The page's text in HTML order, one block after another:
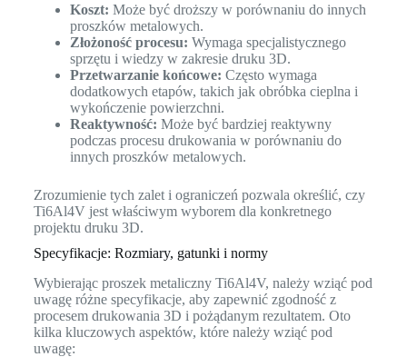
Koszt: Może być droższy w porównaniu do innych
proszków metalowych.
Złożoność procesu: Wymaga specjalistycznego
sprzętu i wiedzy w zakresie druku 3D.
Przetwarzanie końcowe: Często wymaga
dodatkowych etapów, takich jak obróbka cieplna i
wykończenie powierzchni.
Reaktywność: Może być bardziej reaktywny
podczas procesu drukowania w porównaniu do
innych proszków metalowych.
Zrozumienie tych zalet i ograniczeń pozwala określić, czy
Ti6Al4V jest właściwym wyborem dla konkretnego
projektu druku 3D.
Specyfikacje: Rozmiary, gatunki i normy
Wybierając proszek metaliczny Ti6Al4V, należy wziąć pod
uwagę różne specyfikacje, aby zapewnić zgodność z
procesem drukowania 3D i pożądanym rezultatem. Oto
kilka kluczowych aspektów, które należy wziąć pod
uwagę: